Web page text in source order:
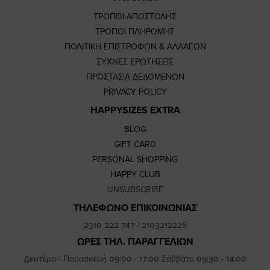
ΤΡΟΠΟΙ ΑΠΟΣΤΟΛΗΣ
ΤΡΟΠΟΙ ΠΛΗΡΩΜΗΣ
ΠΟΛΙΤΙΚΗ ΕΠΙΣΤΡΟΦΩΝ & ΑΛΛΑΓΩΝ
ΣΥΧΝΕΣ ΕΡΩΤΗΣΕΙΣ
ΠΡΟΣΤΑΣΙΑ ΔΕΔΟΜΕΝΩΝ
PRIVACY POLICY
HAPPYSIZES EXTRA
BLOG
GIFT CARD
PERSONAL SHOPPING
HAPPY CLUB
UNSUBSCRIBE
ΤΗΛΕΦΩΝΟ ΕΠΙΚΟΙΝΩΝΙΑΣ
2310 222 747/ 2103212226
ΩΡΕΣ ΤΗΛ. ΠΑΡΑΓΓΕΛΙΩΝ
Δευτέρα - Παρασκευή 09:00 - 17:00 Σάββατο 09:30 - 14:00